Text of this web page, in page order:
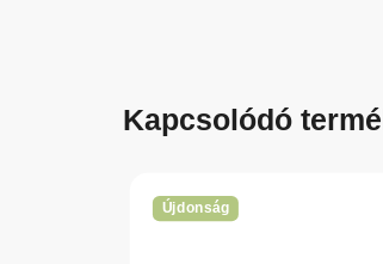
Kapcsolódó
Újdonság